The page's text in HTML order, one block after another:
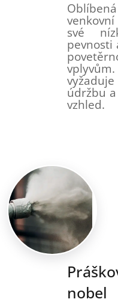
své
pevnosti
údržbu
vzhled.
nobel